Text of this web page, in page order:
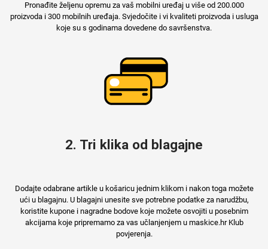
Pronađite željenu opremu za vaš mobilni uređaj u više od 200.000
proizvoda i 300 mobilnih uređaja. Svjedočite i vi kvaliteti proizvoda i usluga
koje su s godinama dovedene do savršenstva.
2. Tri klika od blagajne
Dodajte odabrane artikle u košaricu jednim klikom i nakon toga možete
ući u blagajnu. U blagajni unesite sve potrebne podatke za narudžbu,
koristite kupone i nagradne bodove koje možete osvojiti u posebnim
akcijama koje pripremamo za vas učlanjenjem u maskice.hr Klub
povjerenja.
Sportski motivi Obiteljski motivi